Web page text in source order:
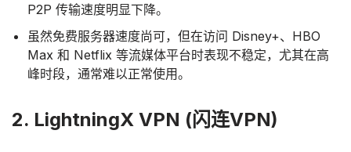
P2P 传输速度明显下降。
虽然免费服务器速度尚可，但在访问 Disney+、HBO
Max 和 Netflix 等流媒体平台时表现不稳定，尤其在高
峰时段，通常难以正常使用。
2. LightningX VPN (闪连VPN)